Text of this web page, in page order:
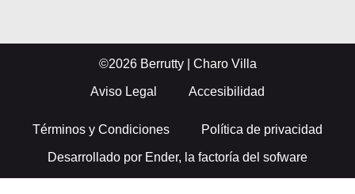
©2026 Berrutty | Charo Villa
Aviso Legal Accesibilidad
Términos y Condiciones Política de privacidad
Desarrollado por Ender, la factoría del sofware